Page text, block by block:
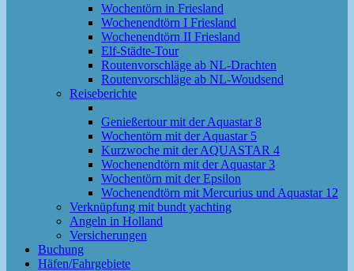
Wochentörn in Friesland
Wochenendtörn I Friesland
Wochenendtörn II Friesland
Elf-Städte-Tour
Routenvorschläge ab NL-Drachten
Routenvorschläge ab NL-Woudsend
Reiseberichte
Genießertour mit der Aquastar 8
Wochentörn mit der Aquastar 5
Kurzwoche mit der AQUASTAR 4
Wochenendtörn mit der Aquastar 3
Wochentörn mit der Epsilon
Wochenendtörn mit Mercurius und Aquastar 12
Verknüpfung mit bundt yachting
Angeln in Holland
Versicherungen
Buchung
Häfen/Fahrgebiete